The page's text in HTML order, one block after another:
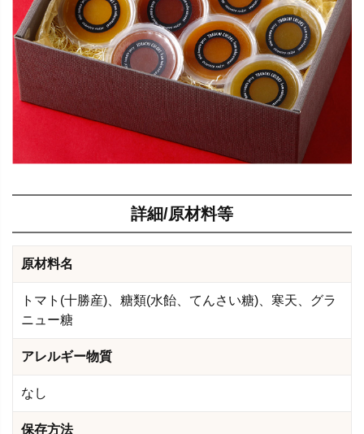
詳細/原材料等
原材料名
トマト(十勝産)、糖類(水飴、てんさい糖)、寒天、グラ
ニュー糖
アレルギー物質
なし
保存方法